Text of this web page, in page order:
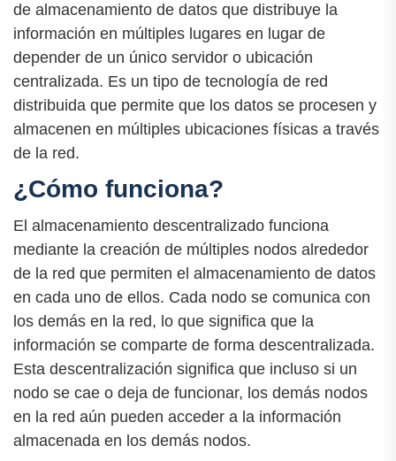
de almacenamiento de datos que distribuye la
información en múltiples lugares en lugar de
depender de un único servidor o ubicación
centralizada. Es un tipo de tecnología de red
distribuida que permite que los datos se procesen y
almacenen en múltiples ubicaciones físicas a través
de la red.
¿Cómo funciona?
El almacenamiento descentralizado funciona
mediante la creación de múltiples nodos alrededor
de la red que permiten el almacenamiento de datos
en cada uno de ellos. Cada nodo se comunica con
los demás en la red, lo que significa que la
información se comparte de forma descentralizada.
Esta descentralización significa que incluso si un
nodo se cae o deja de funcionar, los demás nodos
en la red aún pueden acceder a la información
almacenada en los demás nodos.